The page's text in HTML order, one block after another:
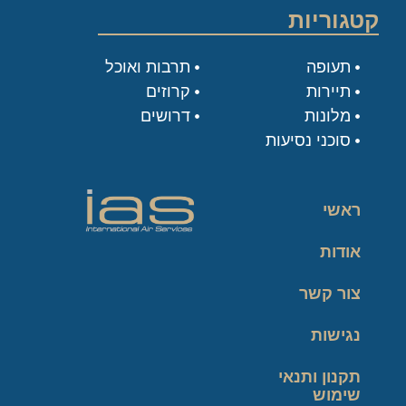
קטגוריות
תעופה
תיירות
מלונות
סוכני נסיעות
תרבות ואוכל
קרוזים
דרושים
ראשי
אודות
צור קשר
נגישות
תקנון ותנאי
שימוש